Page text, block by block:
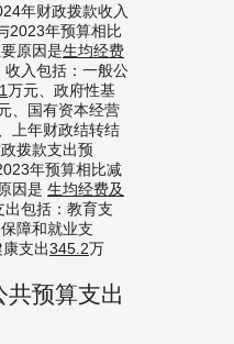
年财政拨款收入
2023年预算相比
原因是生均经费
收入包括：一般公
万元、政府性基
、国有资本经营
上年财政结转结
拨款支出预
年预算相比减
因是 生均经费及
出包括：教育支
障和就业支
支出345.2万
共预算支出